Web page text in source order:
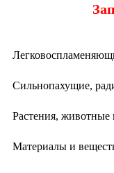
Сильнопахущие,
Растения,
Материалы и